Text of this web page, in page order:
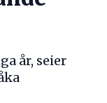
år, seier